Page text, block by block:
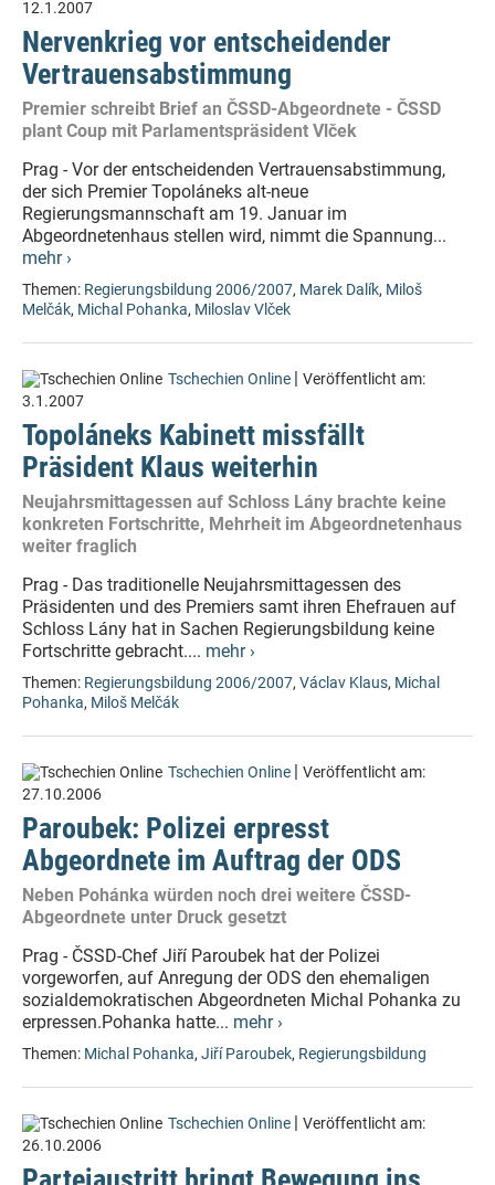
12.1.2007
Nervenkrieg vor entscheidender
Vertrauensabstimmung
Premier schreibt Brief an ČSSD-Abgeordnete - ČSSD
plant Coup mit Parlamentspräsident Vlček
Prag - Vor der entscheidenden Vertrauensabstimmung,
der sich Premier Topoláneks alt-neue
Regierungsmannschaft am 19. Januar im
Abgeordnetenhaus stellen wird, nimmt die Spannung...
mehr ›
Themen: Regierungsbildung 2006/2007, Marek Dalík, Miloš
Melčák, Michal Pohanka, Miloslav Vlček
Tschechien Online | Veröffentlicht am:
3.1.2007
Topoláneks Kabinett missfällt
Präsident Klaus weiterhin
Neujahrsmittagessen auf Schloss Lány brachte keine
konkreten Fortschritte, Mehrheit im Abgeordnetenhaus
weiter fraglich
Prag - Das traditionelle Neujahrsmittagessen des
Präsidenten und des Premiers samt ihren Ehefrauen auf
Schloss Lány hat in Sachen Regierungsbildung keine
Fortschritte gebracht.... mehr ›
Themen: Regierungsbildung 2006/2007, Václav Klaus, Michal
Pohanka, Miloš Melčák
Tschechien Online | Veröffentlicht am:
27.10.2006
Paroubek: Polizei erpresst
Abgeordnete im Auftrag der ODS
Neben Pohánka würden noch drei weitere ČSSD-
Abgeordnete unter Druck gesetzt
Prag - ČSSD-Chef Jiří Paroubek hat der Polizei
vorgeworfen, auf Anregung der ODS den ehemaligen
sozialdemokratischen Abgeordneten Michal Pohanka zu
erpressen.Pohanka hatte... mehr ›
Themen: Michal Pohanka, Jiří Paroubek, Regierungsbildung
Tschechien Online | Veröffentlicht am:
26.10.2006